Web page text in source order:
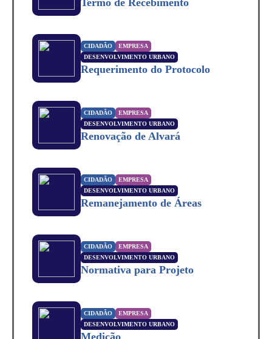
Termo de Recebimento
CIDADÃO
EMPRESA
DESENVOLVIMENTO URBANO
Requerimento do Protocolo
CIDADÃO
EMPRESA
DESENVOLVIMENTO URBANO
Renovação de Alvará
CIDADÃO
EMPRESA
DESENVOLVIMENTO URBANO
Remanejamento de Áreas
CIDADÃO
EMPRESA
DESENVOLVIMENTO URBANO
Normativa para Projeto
CIDADÃO
EMPRESA
DESENVOLVIMENTO URBANO
Medição